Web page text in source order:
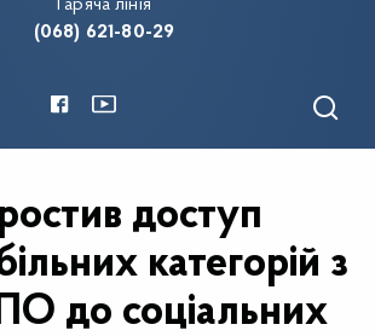
Гаряча лінія
(068) 621-80-29
доступ
категорій з
до соціальних